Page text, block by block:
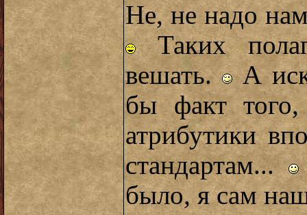
Не, не надо
Таких
вешать. А
бы факт того,
атрибутики
стандартам...
было, я сам